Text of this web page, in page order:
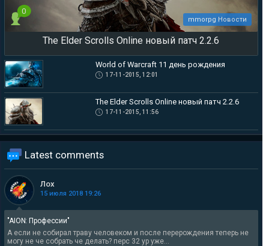
0
mmorpg Новости
The Elder Scrolls Online новый патч 2.2.6
World of Warcraft 11 день рождения
17-11-2015, 12:01
The Elder Scrolls Online новый патч 2.2.6
17-11-2015, 11:56
Latest comments
"AION: Профессии"
А если не собирал траву человеком и после перерождения теперь не
могу не че собрать че делать? перс 32 ур уже...
Лох
15 июля 2018 19:26